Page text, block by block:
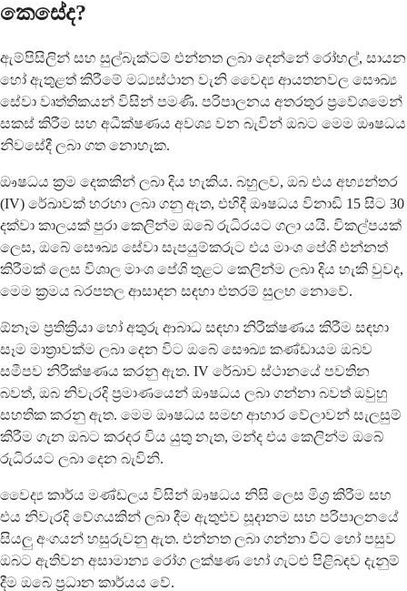
කෙසේද?
ඇම්පිසිලින් සහ සුල්බැක්ටම් එන්නත ලබා දෙන්නේ රෝහල්, සායන
හෝ ඇතුළත් කිරීමේ මධ්‍යස්ථාන වැනි වෛද්‍ය ආයතනවල සෞඛ්‍ය
සේවා වෘත්තිකයන් විසින් පමණි. පරිපාලනය අතරතුර ප්‍රවේශමෙන්
සකස් කිරීම සහ අධීක්ෂණය අවශ්‍ය වන බැවින් ඔබට මෙම ඖෂධය
නිවසේදී ලබා ගත නොහැක.
ඖෂධය ක්‍රම දෙකකින් ලබා දිය හැකිය. බහුලව, ඔබ එය අභ්‍යන්තර
(IV) රේඛාවක් හරහා ලබා ගනු ඇත, එහිදී ඖෂධය විනාඩි 15 සිට 30
දක්වා කාලයක් පුරා කෙලින්ම ඔබේ රුධිරයට ගලා යයි. විකල්පයක්
ලෙස, ඔබේ සෞඛ්‍ය සේවා සැපයුම්කරුට එය මාංශ පේශි එන්නත්
කිරීමක් ලෙස විශාල මාංශ පේශි තුළට කෙලින්ම ලබා දිය හැකි වුවද,
මෙම ක්‍රමය බරපතල ආසාදන සඳහා එතරම් සුලභ නොවේ.
ඕනෑම ප්‍රතික්‍රියා හෝ අතුරු ආබාධ සඳහා නිරීක්ෂණය කිරීම සඳහා
සෑම මාත්‍රාවක්ම ලබා දෙන විට ඔබේ සෞඛ්‍ය කණ්ඩායම ඔබව
සමීපව නිරීක්ෂණය කරනු ඇත. IV රේඛාව ස්ථානයේ පවතින
බවත්, ඔබ නිවැරදි ප්‍රමාණයෙන් ඖෂධය ලබා ගන්නා බවත් ඔවුහු
සහතික කරනු ඇත. මෙම ඖෂධය සමඟ ආහාර වේලාවන් සැලසුම්
කිරීම ගැන ඔබට කරදර විය යුතු නැත, මන්ද එය කෙලින්ම ඔබේ
රුධිරයට ලබා දෙන බැවිනි.
වෛද්‍ය කාර්ය මණ්ඩලය විසින් ඖෂධය නිසි ලෙස මිශ්‍ර කිරීම සහ
එය නිවැරදි වේගයකින් ලබා දීම ඇතුළුව සූදානම සහ පරිපාලනයේ
සියලු අංගයන් හසුරුවනු ඇත. එන්නත ලබා ගන්නා විට හෝ පසුව
ඔබට ඇතිවන අසාමාන්‍ය රෝග ලක්ෂණ හෝ ගැටළු පිළිබඳව දැනුම්
දීම ඔබේ ප්‍රධාන කාර්යය වේ.